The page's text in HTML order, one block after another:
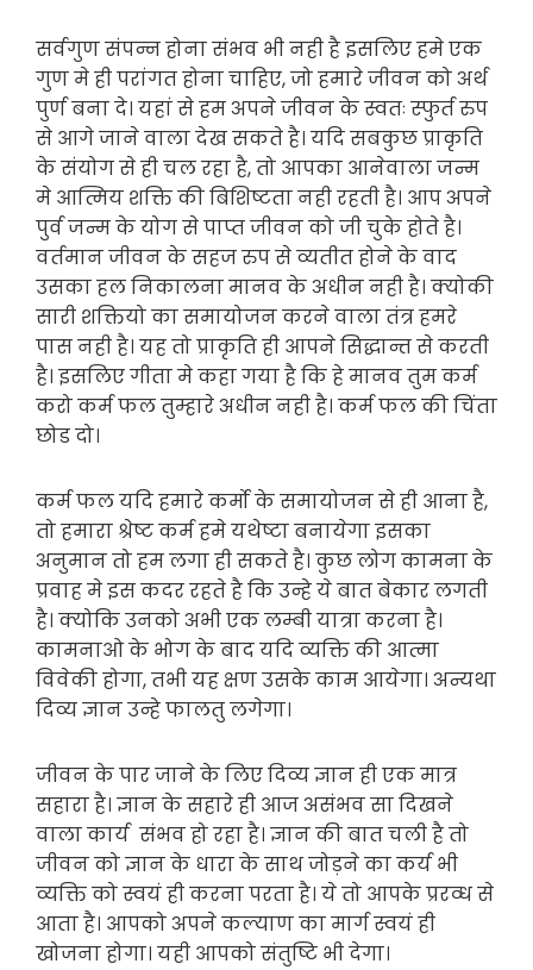
सर्वगुण संपन्न होना संभव भी नही है इसलिए हमे एक
गुण मे ही परांगत होना चाहिए, जो हमारे जीवन को अर्थ
पुर्ण बना दे। यहां से हम अपने जीवन के स्वतः स्फुर्त रुप
से आगे जाने वाला देख सकते है। यदि सबकुछ प्राकृति
के संयोग से ही चल रहा है, तो आपका आनेवाला जन्म
मे आत्मिय शक्ति की बिशिष्टता नही रहती है। आप अपने
पुर्व जन्म के योग से पाप्त जीवन को जी चुके होते है।
वर्तमान जीवन के सहज रुप से व्यतीत होने के वाद
उसका हल निकालना मानव के अधीन नही है। क्योकी
सारी शक्तियो का समायोजन करने वाला तंत्र हमरे
पास नही है। यह तो प्राकृति ही आपने सिद्धान्त से करती
है। इसलिए गीता मे कहा गया है कि हे मानव तुम कर्म
करो कर्म फल तुम्हारे अधीन नही है। कर्म फल की चिंता
छोड दो।
कर्म फल यदि हमारे कर्मो के समायोजन से ही आना है,
तो हमारा श्रेष्ट कर्म हमे यथेष्टा बनायेगा इसका
अनुमान तो हम लगा ही सकते है। कुछ लोग कामना के
प्रवाह मे इस कदर रहते है कि उन्हे ये बात बेकार लगती
है। क्योकि उनको अभी एक लम्बी यात्रा करना है।
कामनाओ के भोग के बाद यदि व्यक्ति की आत्मा
विवेकी होगा, तभी यह क्षण उसके काम आयेगा। अन्यथा
दिव्य ज्ञान उन्हे फालतु लगेगा।
जीवन के पार जाने के लिए दिव्य ज्ञान ही एक मात्र
सहारा है। ज्ञान के सहारे ही आज असंभव सा दिखने
वाला कार्य संभव हो रहा है। ज्ञान की बात चली है तो
जीवन को ज्ञान के धारा के साथ जोड़ने का कर्य भी
व्यक्ति को स्वयं ही करना परता है। ये तो आपके प्ररव्ध से
आता है। आपको अपने कल्याण का मार्ग स्वयं ही
खोजना होगा। यही आपको संतुष्टि भी देगा।